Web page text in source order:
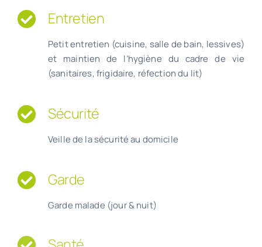
Entretien
Petit entretien (cuisine, salle de bain, lessives)
et maintien de l’hygiène du cadre de vie
(sanitaires, frigidaire, réfection du lit)
Sécurité
Veille de la sécurité au domicile
Garde
Garde malade (jour & nuit)